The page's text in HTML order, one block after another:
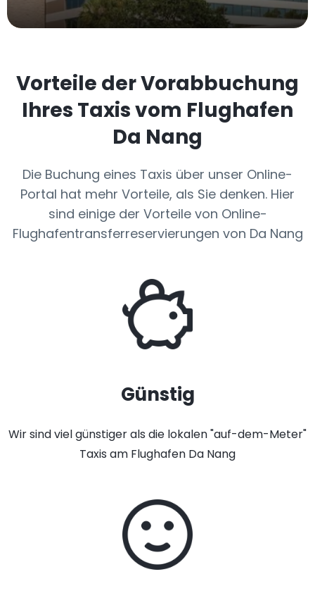
Vorteile der Vorabbuchung
Ihres Taxis vom Flughafen
Da Nang
Die Buchung eines Taxis über unser Online-
Portal hat mehr Vorteile, als Sie denken. Hier
sind einige der Vorteile von Online-
Flughafentransferreservierungen von Da Nang
Günstig
Wir sind viel günstiger als die lokalen "auf-dem-Meter"
Taxis am Flughafen Da Nang